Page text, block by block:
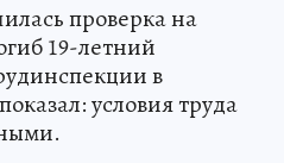
проверка на
19-летний
в
условия труда